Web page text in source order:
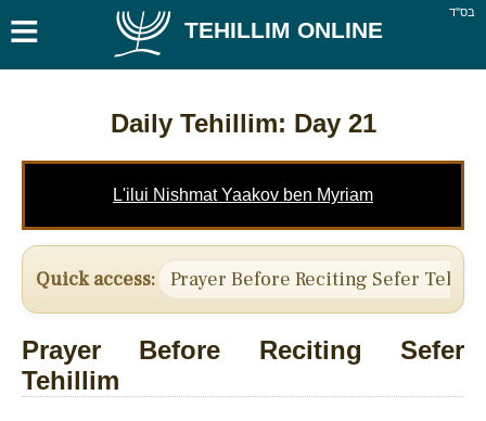
בס''ד ≡ TEHILLIM ONLINE
Daily Tehillim: Day 21
L'ilui Nishmat Yaakov ben Myriam
Quick access: Prayer Before Reciting Sefer
Prayer Before Reciting Sefer
Tehillim